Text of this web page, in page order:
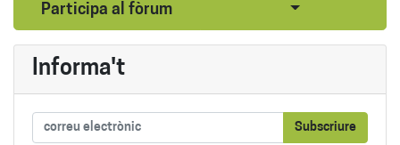
Participa al fòrum Seleccionar
Informa't
Subscriure